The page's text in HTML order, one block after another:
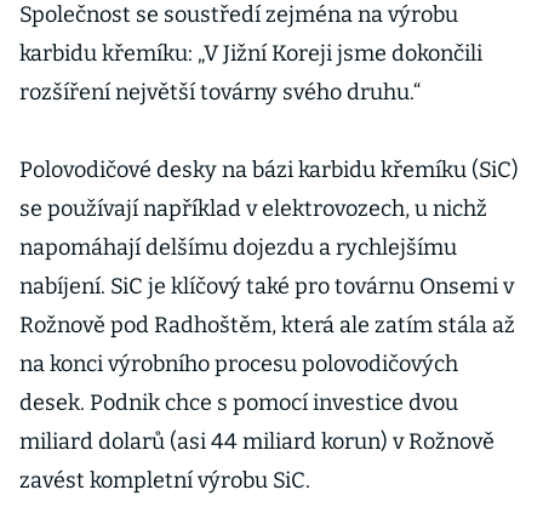
Společnost se soustředí zejména na výrobu
karbidu křemíku: „V Jižní Koreji jsme dokončili
rozšíření největší továrny svého druhu.“
Polovodičové desky na bázi karbidu křemíku (SiC)
se používají například v elektrovozech, u nichž
napomáhají delšímu dojezdu a rychlejšímu
nabíjení. SiC je klíčový také pro továrnu Onsemi v
Rožnově pod Radhoštěm, která ale zatím stála až
na konci výrobního procesu polovodičových
desek. Podnik chce s pomocí investice dvou
miliard dolarů (asi 44 miliard korun) v Rožnově
zavést kompletní výrobu SiC.